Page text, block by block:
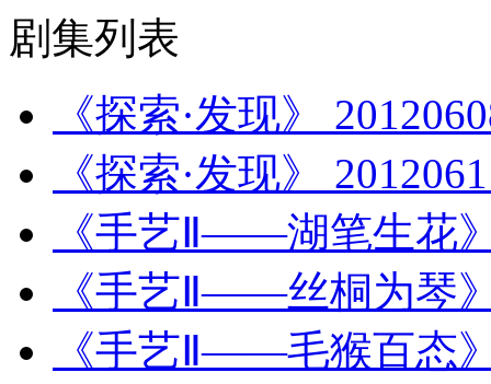
剧集列表
《探索·发现》
《探索·发现》
《手艺Ⅱ——湖笔生花
《手艺Ⅱ——丝桐为琴
《手艺Ⅱ——毛猴百态